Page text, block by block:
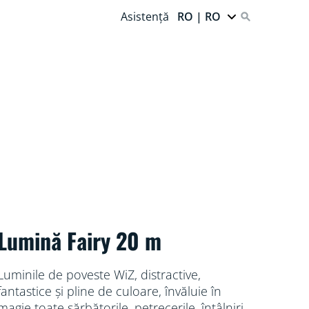
Asistență RO | RO
Fairy 20 m
de poveste WiZ, distractive,
și pline de culoare, învăluie în